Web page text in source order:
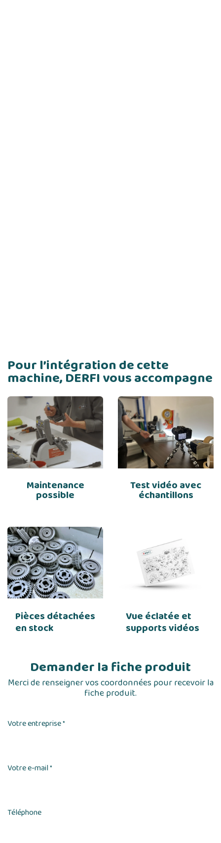
Pour l’intégration de cette
machine, DERFI vous accompagne
Maintenance
possible
Test vidéo avec
échantillons
Pièces détachées
en stock
Vue éclatée et
supports vidéos
Demander la fiche produit
Merci de renseigner vos coordonnées pour recevoir la
fiche produit.
Votre entreprise*
Votre e-mail*
Téléphone